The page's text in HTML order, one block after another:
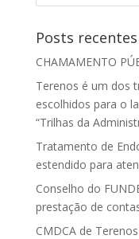
Posts recentes
CHAMAMENTO
Terenos é um dos
escolhidos para o
“Trilhas da
Tratamento de
estendido para
Conselho do
prestação de
CMDCA de